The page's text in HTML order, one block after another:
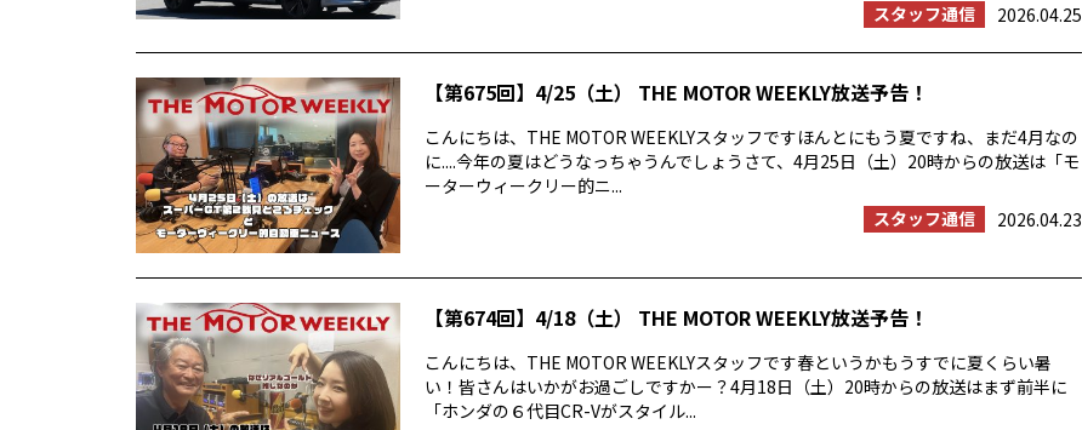
スタッフ通信
2026.04.25
【第675回】4/25（土） THE MOTOR WEEKLY放送予告！
こんにちは、THE MOTOR WEEKLYスタッフですほんとにもう夏ですね、まだ4月なの
に....今年の夏はどうなっちゃうんでしょうさて、4月25日（土）20時からの放送は「モ
ーターウィークリー的ニ...
スタッフ通信
2026.04.23
【第674回】4/18（土） THE MOTOR WEEKLY放送予告！
こんにちは、THE MOTOR WEEKLYスタッフです春というかもうすでに夏くらい暑
い！皆さんはいかがお過ごしですかー？4月18日（土）20時からの放送はまず前半に
「ホンダの６代目CR-Vがスタイル...